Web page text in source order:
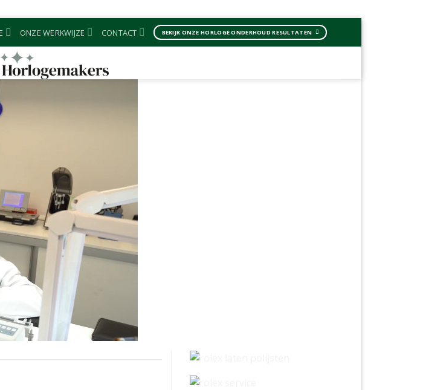
ONZE WERKWIJZE CONTACT BEKIJK ONZE HORLOGE ONDERHOUD RESULTATEN